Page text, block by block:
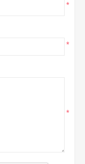
*
*
*